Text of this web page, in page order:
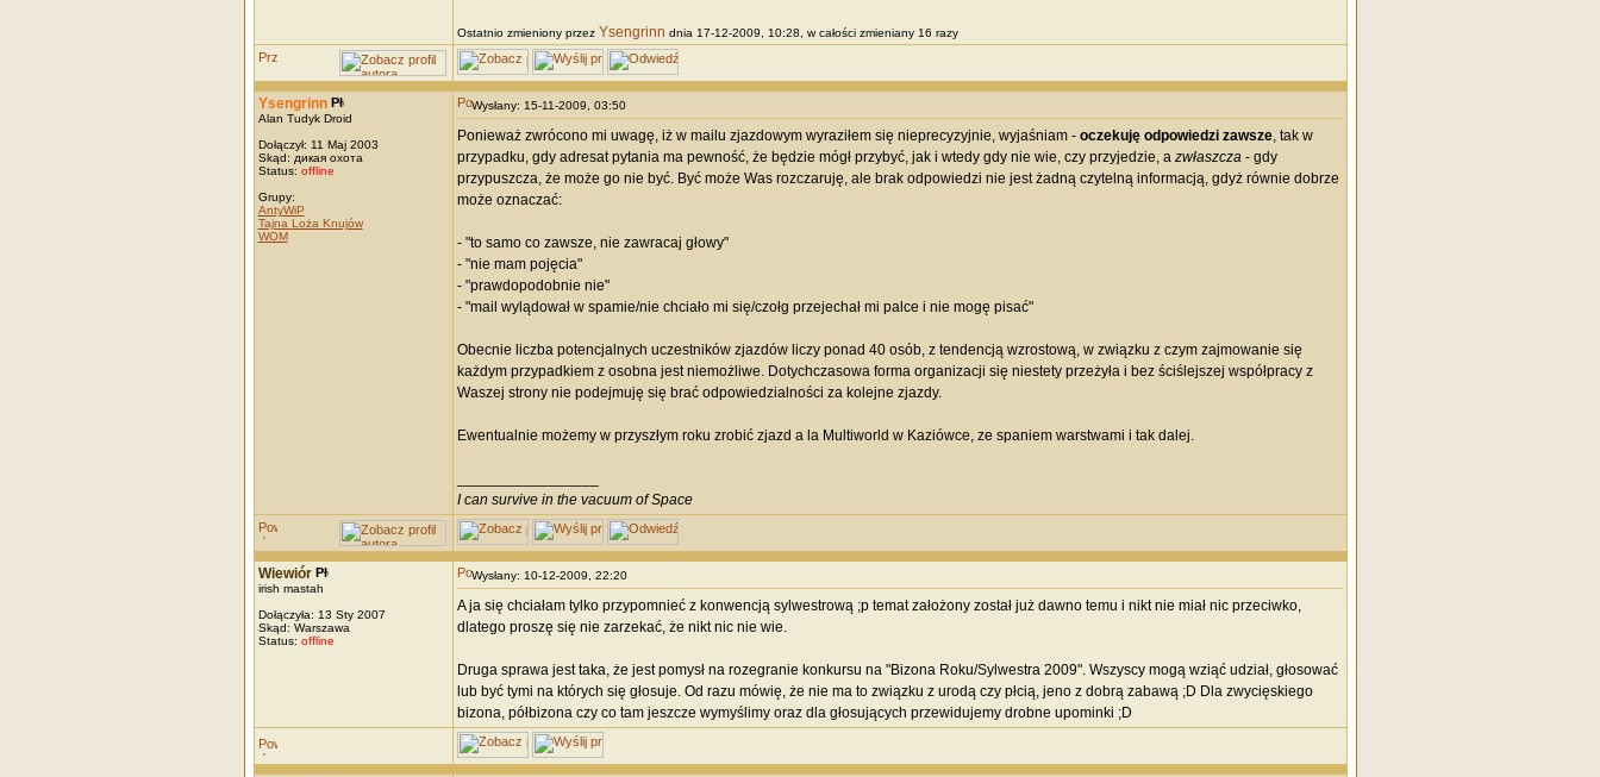
Ostatnio zmieniony przez Ysengrinn dnia 17-12-2009, 10:28, w całości zmieniany 16 razy
Ysengrinn
Alan Tudyk Droid
Dołączył: 11 Maj 2003
Skąd: дикая охота
Status: offline
Grupy:
AntyWiP
Tajna Loża Knujów
WOM
Wysłany: 15-11-2009, 03:50
Ponieważ zwrócono mi uwagę, iż w mailu zjazdowym wyraziłem się nieprecyzyjnie, wyjaśniam - oczekuję odpowiedzi zawsze, tak w
przypadku, gdy adresat pytania ma pewność, że będzie mógł przybyć, jak i wtedy gdy nie wie, czy przyjedzie, a zwłaszcza- gdy
przypuszcza, że może go nie być. Być może Was rozczaruję, ale brak odpowiedzi nie jest żadną czytelną informacją, gdyż równie dobrze
może oznaczać:
- "to samo co zawsze, nie zawracaj głowy"
- "nie mam pojęcia"
- "prawdopodobnie nie"
- "mail wylądował w spamie/nie chciało mi się/czołg przejechał mi palce i nie mogę pisać"
Obecnie liczba potencjalnych uczestników zjazdów liczy ponad 40 osób, z tendencją wzrostową, w związku z czym zajmowanie się
każdym przypadkiem z osobna jest niemożliwe. Dotychczasowa forma organizacji się niestety przeżyła i bez ściślejszej współpracy z
Waszej strony nie podejmuję się brać odpowiedzialności za kolejne zjazdy.
Ewentualnie możemy w przyszłym roku zrobić zjazd a la Multiworld w Kaziówce, ze spaniem warstwami i tak dalej.
I can survive in the vacuum of Space
Wiewiór
irish mastah
Dołączyła: 13 Sty 2007
Skąd: Warszawa
Status: offline
Wysłany: 10-12-2009, 22:20
A ja się chciałam tylko przypomnieć z konwencją sylwestrową ;p temat założony został już dawno temu i nikt nie miał nic przeciwko,
dlatego proszę się nie zarzekać, że nikt nic nie wie.
Druga sprawa jest taka, że jest pomysł na rozegranie konkursu na "Bizona Roku/Sylwestra 2009". Wszyscy mogą wziąć udział, głosować
lub być tymi na których się głosuje. Od razu mówię, że nie ma to związku z urodą czy płcią, jeno z dobrą zabawą ;D Dla zwycięskiego
bizona, półbizona czy co tam jeszcze wymyślimy oraz dla głosujących przewidujemy drobne upominki ;D